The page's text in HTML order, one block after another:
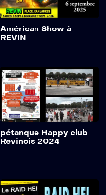
Américan Show à
REVIN
pétanque Happy club
Revinois 2024